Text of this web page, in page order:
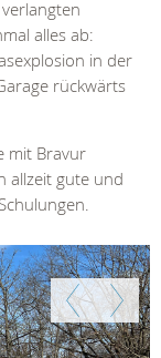
alles ab:
in der
rückwärts
mit Bravur
allzeit gute und
ZurückWeiter